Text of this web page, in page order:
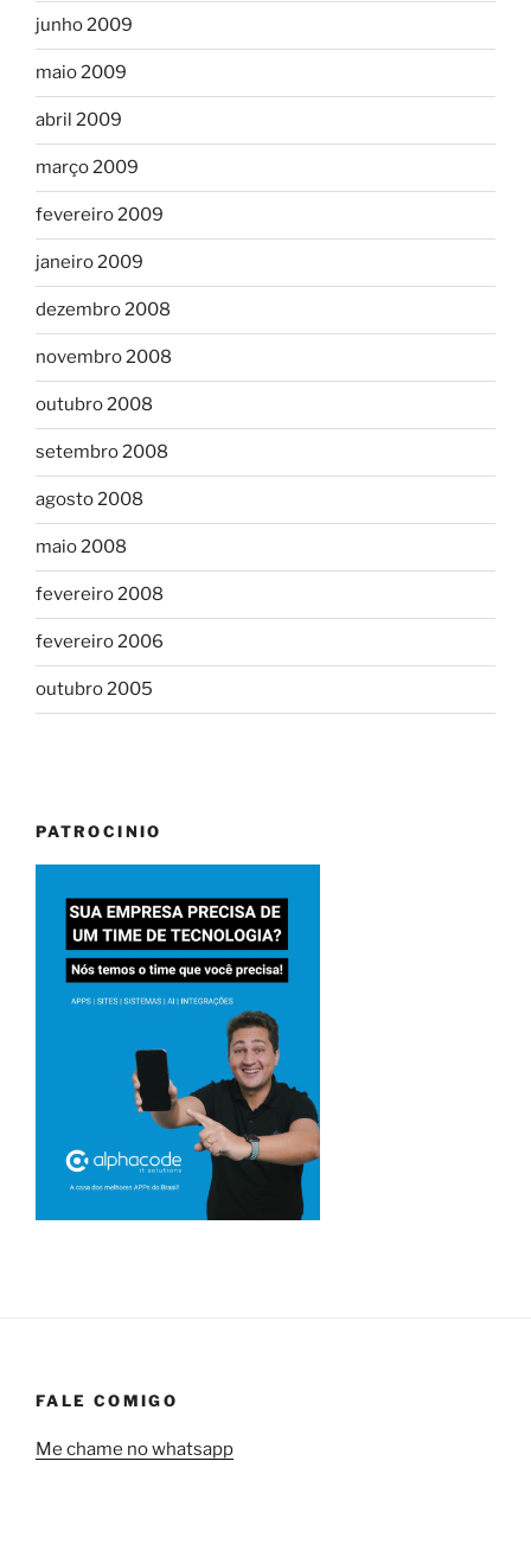
junho 2009
maio 2009
abril 2009
março 2009
fevereiro 2009
janeiro 2009
dezembro 2008
novembro 2008
outubro 2008
setembro 2008
agosto 2008
maio 2008
fevereiro 2008
fevereiro 2006
outubro 2005
PATROCINIO
FALE COMIGO
Me chame no whatsapp